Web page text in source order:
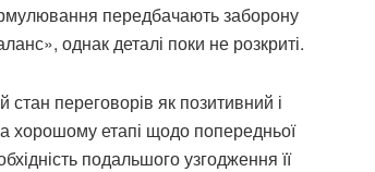
передбачають заборону
однак деталі поки не розкриті.
переговорів як позитивний і
хорошому етапі щодо попередньої
подальшого узгодження її